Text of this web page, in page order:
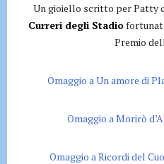
Un gioiello scritto per Patty
Curreri degli Stadio
Premio
Omaggio a Un amore di
Omaggio a Morirò
Omaggio a Ricordi del